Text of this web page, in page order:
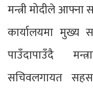
मन्त्री मोदीले आफ्ना
कार्यालयमा मुख्य
पाउँदापाउँदै
सचिवलगायत